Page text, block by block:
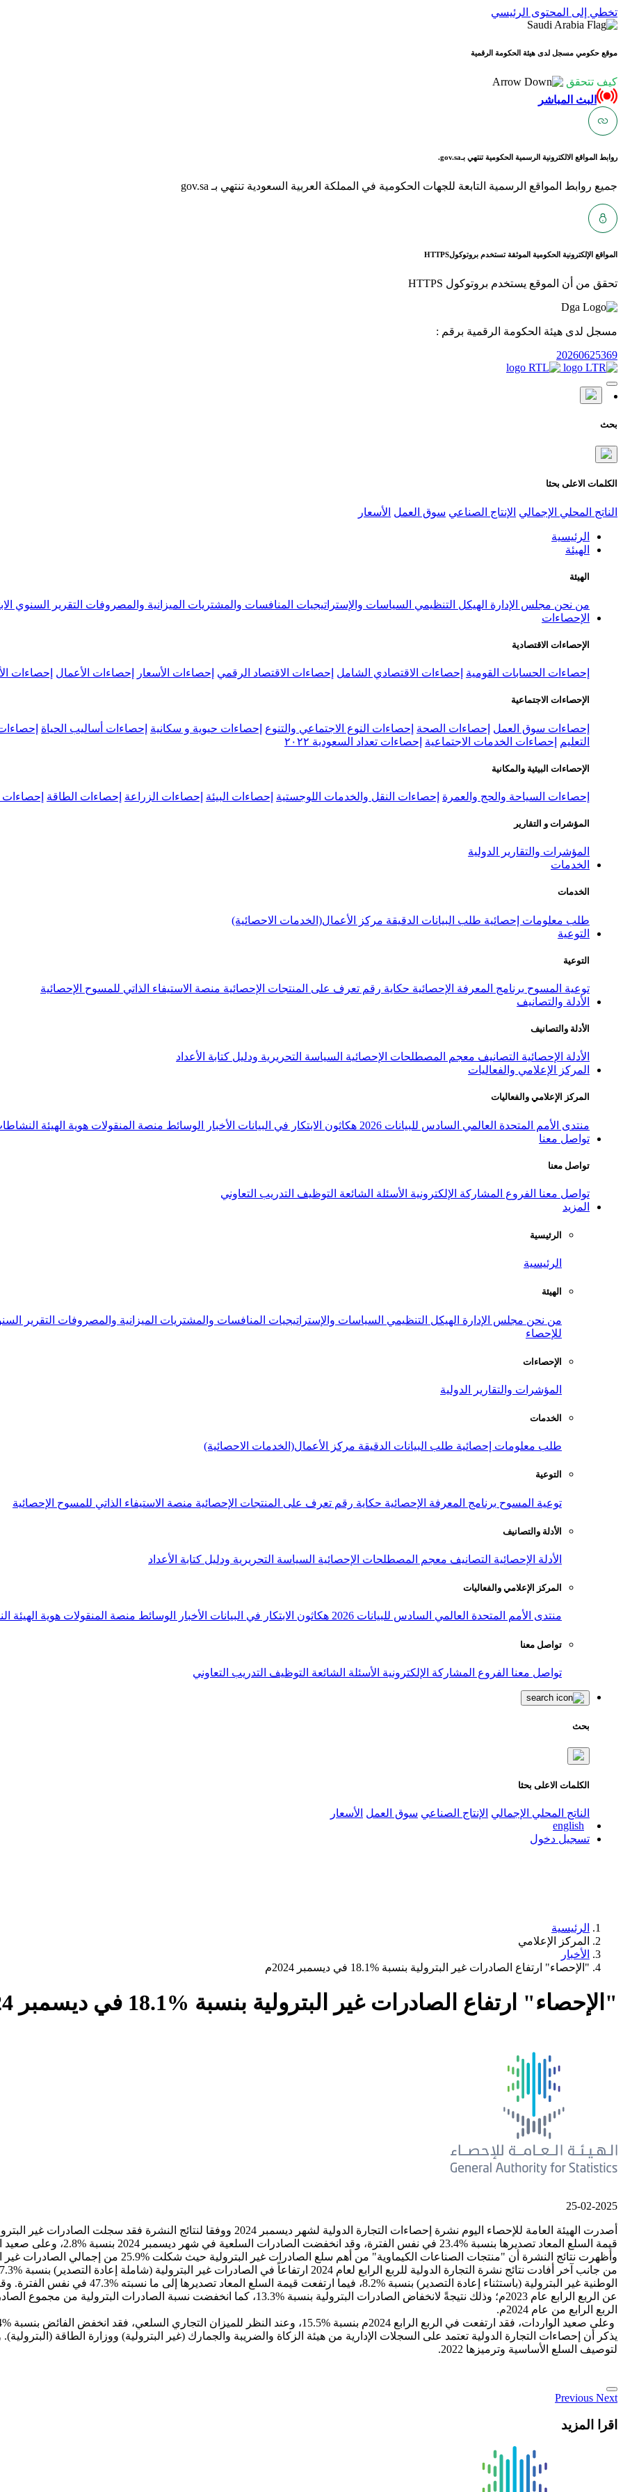
تخطي إلى المحتوى الرئيسي
موقع حكومي مسجل لدى هيئة الحكومة الرقمية
كيف تتحقق
البث المباشر
روابط المواقع الالكترونية الرسمية الحكومية تنتهي بـgov.sa.
جميع روابط المواقع الرسمية التابعة للجهات الحكومية في المملكة العربية السعودية تنتهي بـ gov.sa
المواقع الإلكترونية الحكومية الموثقة تستخدم بروتوكولHTTPS
تحقق من أن الموقع يستخدم بروتوكول HTTPS
مسجل لدى هيئة الحكومة الرقمية برقم :
20260625369
بحث
الكلمات الاعلى بحثا
الناتج المحلي الإجمالي الإنتاج الصناعي سوق العمل الأسعار
الرئيسية
الهيئة
الهيئة
من نحن مجلس الإدارة الهيكل التنظيمي السياسات والإستراتيجيات المنافسات والمشتريات الميزانية والمصروفات التقرير السنوي
الإحصاءات
الإحصاءات الاقتصادية
إحصاءات الحسابات القومية إحصاءات الاقتصادي الشامل إحصاءات الاقتصاد الرقمي إحصاءات الأسعار إحصاءات الأعمال إحصاءات
الإحصاءات الاجتماعية
إحصاءات سوق العمل إحصاءات الصحة إحصاءات النوع الاجتماعي والتنوع إحصاءات حيوية و سكانية إحصاءات أساليب الحياة
التعليم
إحصاءات الخدمات الاجتماعية إحصاءات تعداد السعودية ٢٠٢٢
الإحصاءات البيئية والمكانية
إحصاءات السياحة والحج والعمرة إحصاءات النقل والخدمات اللوجستية إحصاءات البيئة إحصاءات الزراعة إحصاءات الطاقة إحصاءات
المؤشرات و التقارير
المؤشرات والتقارير الدولية
الخدمات
الخدمات
طلب معلومات إحصائية طلب البيانات الدقيقة مركز الأعمال(الخدمات الاحصائية)
التوعية
التوعية
توعية المسوح برنامج المعرفة الإحصائية حكاية رقم تعرف على المنتجات الإحصائية منصة الاستيفاء الذاتي للمسوح الإحصائية
الأدلة والتصانيف
الأدلة والتصانيف
الأدلة الإحصائية التصانيف معجم المصطلحات الإحصائية السياسة التحريرية ودليل كتابة الأعداد
المركز الإعلامي والفعاليات
المركز الإعلامي والفعاليات
منتدى الأمم المتحدة العالمي السادس للبيانات 2026 هكاثون الابتكار في البيانات الأخبار الوسائط منصة المنقولات هوية الهيئة
تواصل معنا
تواصل معنا
تواصل معنا الفروع المشاركة الإلكترونية الأسئلة الشائعة التوظيف التدريب التعاوني
المزيد
الرئيسية
الرئيسية
الهيئة
من نحن مجلس الإدارة الهيكل التنظيمي السياسات والإستراتيجيات المنافسات والمشتريات الميزانية والمصروفات التقرير
للإحصاء
الإحصاءات
المؤشرات والتقارير الدولية
الخدمات
طلب معلومات إحصائية طلب البيانات الدقيقة مركز الأعمال(الخدمات الاحصائية)
التوعية
توعية المسوح برنامج المعرفة الإحصائية حكاية رقم تعرف على المنتجات الإحصائية منصة الاستيفاء الذاتي للمسوح الإحصائية
الأدلة والتصانيف
الأدلة الإحصائية التصانيف معجم المصطلحات الإحصائية السياسة التحريرية ودليل كتابة الأعداد
المركز الإعلامي والفعاليات
منتدى الأمم المتحدة العالمي السادس للبيانات 2026 هكاثون الابتكار في البيانات الأخبار الوسائط منصة المنقولات هوية الهيئة
تواصل معنا
تواصل معنا الفروع المشاركة الإلكترونية الأسئلة الشائعة التوظيف التدريب التعاوني
بحث
الكلمات الاعلى بحثا
الناتج المحلي الإجمالي الإنتاج الصناعي سوق العمل الأسعار
english
تسجيل دخول
الرئيسية
المركز الإعلامي
الأخبار
"الإحصاء" ارتفاع الصادرات غير البترولية بنسبة %18.1 في ديسمبر 2024م
"الإحصاء" ارتفاع الصادرات غير البترولية بنسبة %18.1 في ديسمبر 2024م
25-02-2025
قيمة السلع المعاد تصديرها بنسبة %23.4 في نفس الفترة، وقد انخفضت الصادرات السلعية في شهر ديسمبر 2024 بنسبة %2.8، وعلى صعيد الواردات فقد ارتفعت بنسبة %27.1 مقارنة بشهر ديسمبر 2023.
وأظهرت نتائج النشرة أن "منتجات الصناعات الكيماوية" من أهم سلع الصادرات غير البترولية حيث شكلت %25.9 من إجمالي الصادرات غير البترولية.
الربع الرابع من عام 2024م.
وعلى صعيد الواردات، فقد ارتفعت في الربع الرابع 2024م بنسبة %15.5، وعند النظر للميزان التجاري السلعي، فقد انخفض الفائض بنسبة %52.4 عن الربع الرابع لعام 2023م.
يذكر أن إحصاءات التجارة الدولية تعتمد على السجلات الإدارية من هيئة الزكاة والضريبة والجمارك (غير البترولية) ووزارة الطاقة
لتوصيف السلع الأساسية وترميزها 2022.
Previous Next
اقرا المزيد